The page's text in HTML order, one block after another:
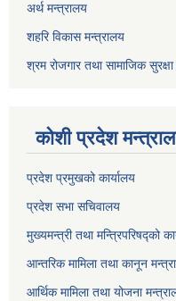
अर्थ मन्त्रालय
शहरि विकास मन्त्रालय
श्रम रोजगार तथा सामाजिक
कोशी प्रदेश
प्रदेश प्रमुखको कार्यालय
प्रदेश सभा सचिवालय
मुख्यमन्त्री तथा मन्त्रिपरिषद्को
आन्तरिक मामिला तथा कानून
आर्थिक मामिला तथा योजना